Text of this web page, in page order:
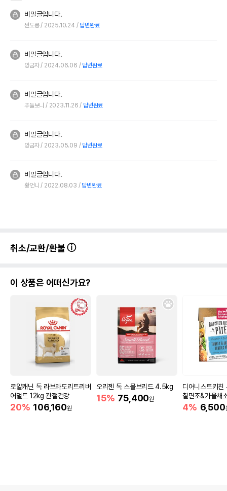
비밀글입니다.
썬도롱 2025.10.24 답변완료
비밀글입니다.
앙굼자 2024.06.06 답변완료
비밀글입니다.
푸들보니 2023.11.26 답변완료
비밀글입니다.
앙굼자 2023.05.09 답변완료
비밀글입니다.
황언니 2022.08.03 답변완료
취소/교환/환불
이 상품은 어떠신가요?
로얄캐닌 독 라브라도리트리버
어덜트 12kg 관절건강
20% 106,160원
오리젠 독 스몰브리드 4.5kg
15% 75,400원
디어니스트키친
칠면조&가을채
4% 6,500